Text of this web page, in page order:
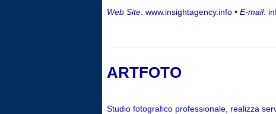
Web Site: www.insightagency.info • E-mail:
ARTFOTO
Studio fotografico professionale, realizza